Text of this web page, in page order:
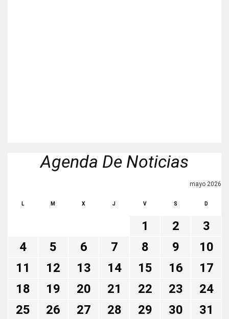
Agenda De Noticias
mayo 2026
L M X J V S D
1 2
3
4
5 6 7 8 9
10
11
12 13 14 15 16
17
18
19 20 21 22 23
24
25
26 27 28 29 30 31